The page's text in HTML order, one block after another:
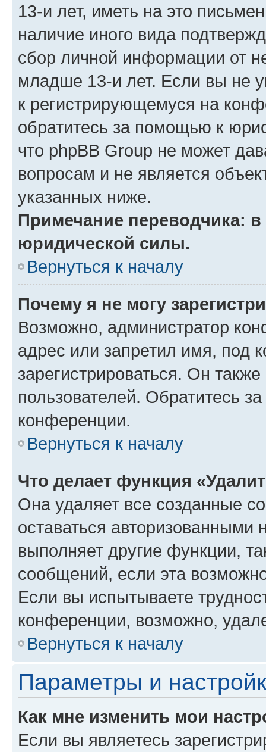
13-и лет, иметь на это
наличие иного вида
сбор личной информации от
младше 13-и лет. Если вы не
к регистрирующемуся на
обратитесь за помощью к
что phpBB Group не может
вопросам и не является
указанных ниже.
Примечание переводчика:
юридической силы.
Вернуться к началу
Почему я не могу
Возможно, администратор
адрес или запретил имя, под
зарегистрироваться. Он
пользователей. Обратитесь
конференции.
Вернуться к началу
Что делает функция
Она удаляет все созданные
оставаться авторизованными
выполняет другие функции,
сообщений, если эта
Если вы испытываете
конференции, возможно,
Вернуться к началу
Параметры и
Как мне изменить мои
Если вы являетесь